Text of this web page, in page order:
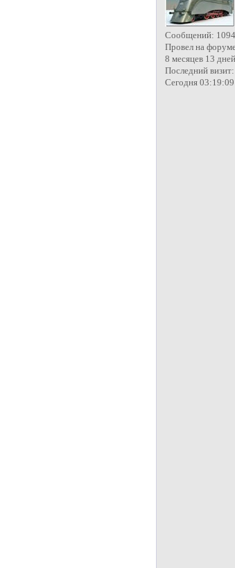
Сообщений:
Провел на
8 месяцев 13 дней
Последний визит:
Сегодня 03:19:09